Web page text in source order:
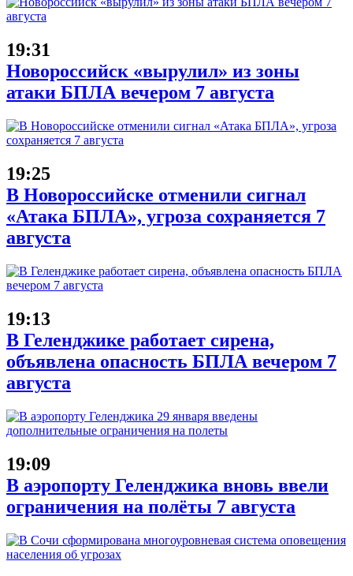
19:31
Новороссийск «вырулил» из зоны
атаки БПЛА вечером 7 августа
19:25
В Новороссийске отменили сигнал
«Атака БПЛА», угроза сохраняется 7
августа
19:13
В Геленджике работает сирена,
объявлена опасность БПЛА вечером 7
августа
19:09
В аэропорту Геленджика вновь ввели
ограничения на полёты 7 августа